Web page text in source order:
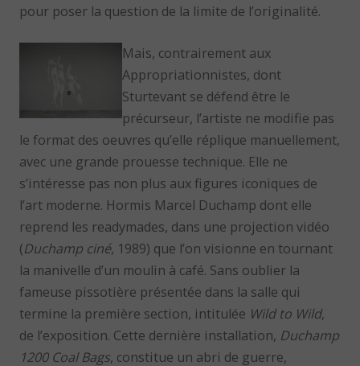
pour poser la question de la limite de l’originalité.
Mais, contrairement aux
Appropriationnistes, dont
Sturtevant se défend être le
précurseur, l’artiste ne modifie pas
le format des oeuvres qu’elle réplique manuellement,
avec une grande prouesse technique. Elle ne
s’intéresse pas non plus aux figures iconiques de
l’art moderne. Hormis Marcel Duchamp dont elle
reprend les readymades, dans une projection vidéo
(Duchamp ciné, 1989) que l’on visionne en tournant
la manivelle d’un moulin à café. Sans oublier la
fameuse pissotière présentée dans la salle qui
termine la première section, intitulée Wild to Wild,
de l’exposition. Cette dernière installation, Duchamp
1200 Coal Bags, constitue un abri de guerre,